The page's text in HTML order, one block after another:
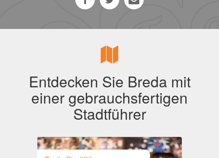
Entdecken Sie Breda mit
einer gebrauchsfertigen
Stadtführer